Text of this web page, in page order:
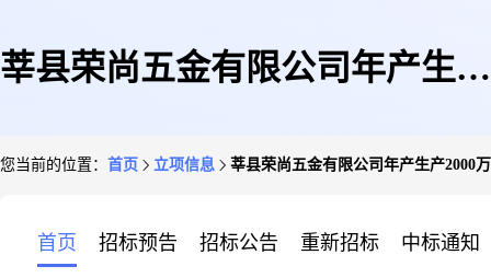
莘县荣尚五金有限公司年产生产
您当前的位置： 首页 立项信息 莘县荣尚五金有限公司年产生产2000
首页 招标预告 招标公告 重新招标 中标通知